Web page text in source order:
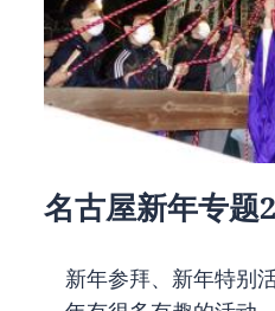
名古屋新年专题
新年参拜、新年特别